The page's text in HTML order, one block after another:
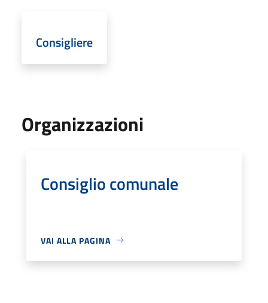
Consigliere
Organizzazioni
Consiglio comunale
VAI ALLA PAGINA